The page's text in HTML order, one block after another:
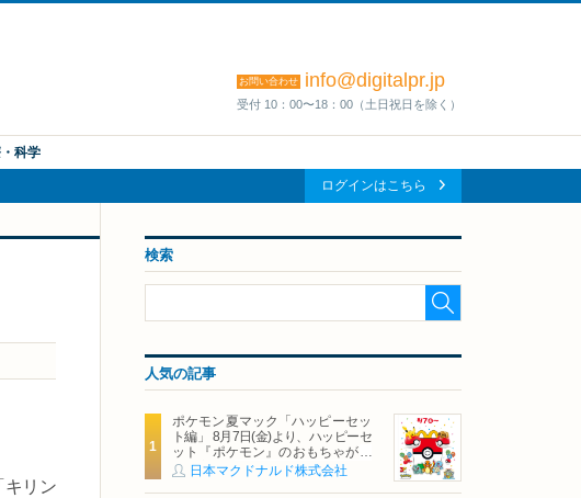
お問い合わせ info@digitalpr.jp
受付 10：00〜18：00（土日祝日を除く）
科学
ログインはこちら
キリン
検索
人気の記事
ポケモン夏マック「ハッピーセッ
ト編」 8月7日(金)より、ハッピーセ
ット『ポケモン』のおもちゃが期
間限定登場
日本マクドナルド株式会社